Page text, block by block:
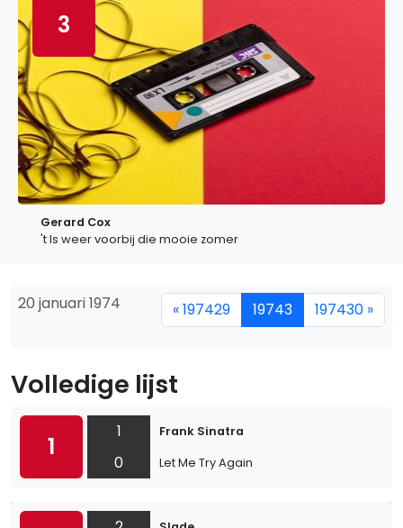
3
Gerard Cox
't Is weer voorbij die mooie zomer
20 januari 1974 « 197429 19743 197430 »
Volledige lijst
1
1
0
Frank Sinatra
Let Me Try Again